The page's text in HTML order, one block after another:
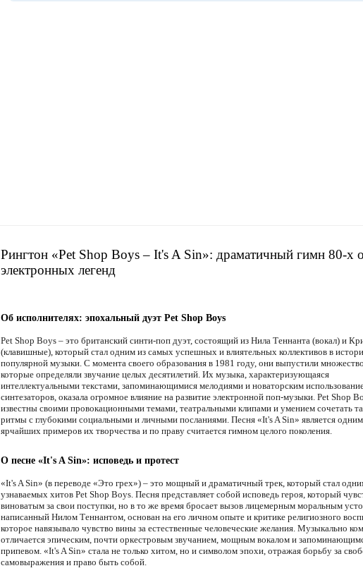
Рингтон «Pet Shop Boys – It's A Sin»: драматичный гимн 80-х
электронных легенд
Об исполнителях: эпохальный дуэт Pet Shop Boys
Pet Shop Boys – это британский синти-поп дуэт, состоящий из Нила Теннанта (вокал) и
(клавишные), который стал одним из самых успешных и влиятельных коллективов в
популярной музыки. С момента своего образования в 1981 году, они выпустили
которые определяли звучание целых десятилетий. Их музыка, характеризующаяся
интеллектуальными текстами, запоминающимися мелодиями и новаторским
синтезаторов, оказала огромное влияние на развитие электронной поп-музыки. Pet Shop
известны своими провокационными темами, театральными клипами и умением сочетать
ритмы с глубокими социальными и личными посланиями. Песня «It's A Sin» является
ярчайших примеров их творчества и по праву считается гимном целого поколения.
О песне «It's A Sin»: исповедь и протест
«It's A Sin» (в переводе «Это грех») – это мощный и драматичный трек, который стал
узнаваемых хитов Pet Shop Boys. Песня представляет собой исповедь героя, который
виноватым за свои поступки, но в то же время бросает вызов лицемерным моральным
написанный Нилом Теннантом, основан на его личном опыте и критике религиозного
которое навязывало чувство вины за естественные человеческие желания. Музыкально
отличается эпическим, почти оркестровым звучанием, мощным вокалом и
припевом. «It's A Sin» стала не только хитом, но и символом эпохи, отражая борьбу за
самовыражения и право быть собой.